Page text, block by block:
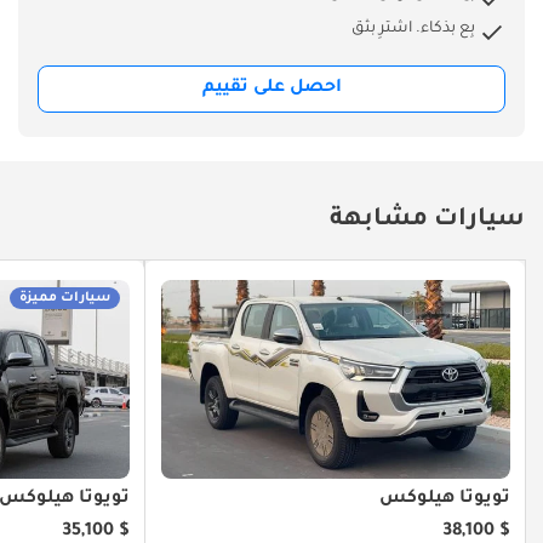
بِع بذكاء. اشترِ بثق
احصل على تقييم
سيارات مشابهة
تويوتا هيلوكس
$ 38,100
سيارات مميزة
تويوتا هيلوكس
$ 35,100